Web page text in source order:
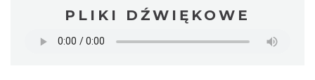
PLIKI DŹWIĘKOWE